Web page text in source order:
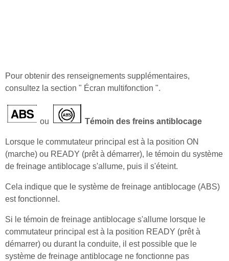
Pour obtenir des renseignements supplémentaires,
consultez la section " Écran multifonction ".
ou Témoin des freins antiblocage
Lorsque le commutateur principal est à la position ON
(marche) ou READY (prêt à démarrer), le témoin du système
de freinage antiblocage s'allume, puis il s'éteint.
Cela indique que le système de freinage antiblocage (ABS)
est fonctionnel.
Si le témoin de freinage antiblocage s'allume lorsque le
commutateur principal est à la position READY (prêt à
démarrer) ou durant la conduite, il est possible que le
système de freinage antiblocage ne fonctionne pas